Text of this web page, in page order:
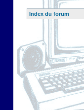
Index du forum